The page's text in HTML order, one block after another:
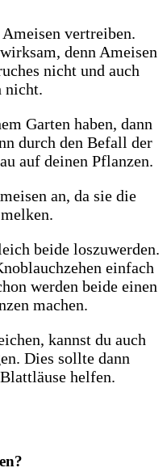
vertreiben.
denn Ameisen
nicht und auch
nicht.
Garten haben, dann
durch den Befall der
auf deinen Pflanzen.
an, da sie die
beide loszuwerden.
einfach
werden beide einen
machen.
kannst du auch
Dies sollte dann
helfen.